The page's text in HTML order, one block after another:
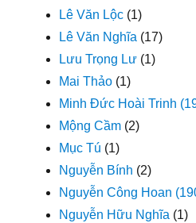
Lê Văn Lộc (1)
Lê Văn Nghĩa (17)
Lưu Trọng Lư (1)
Mai Thảo (1)
Minh Đức Hoài Trinh
Mộng Cầm (2)
Mục Tú (1)
Nguyễn Bính (2)
Nguyễn Công Hoan
Nguyễn Hữu Nghĩa (1)